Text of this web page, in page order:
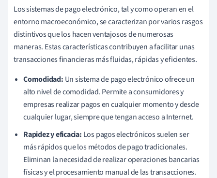
Los sistemas de pago electrónico, tal y como operan en el
entorno macroeconómico, se caracterizan por varios rasgos
distintivos que los hacen ventajosos de numerosas
maneras. Estas características contribuyen a facilitar unas
transacciones financieras más fluidas, rápidas y eficientes.
Comodidad: Un sistema de pago electrónico ofrece un
alto nivel de comodidad. Permite a consumidores y
empresas realizar pagos en cualquier momento y desde
cualquier lugar, siempre que tengan acceso a Internet.
Rapidez y eficacia: Los pagos electrónicos suelen ser
más rápidos que los métodos de pago tradicionales.
Eliminan la necesidad de realizar operaciones bancarias
físicas y el procesamiento manual de las transacciones.